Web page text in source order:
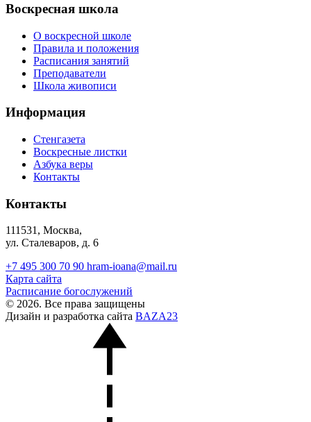
Воскресная школа
О воскресной школе
Правила и положения
Расписания занятий
Преподаватели
Школа живописи
Информация
Стенгазета
Воскресные листки
Азбука веры
Контакты
Контакты
111531, Москва,
ул. Сталеваров, д. 6
+7 495 300 70 90 hram-ioana@mail.ru
Карта сайта
Расписание богослужений
© 2026. Все права защищены
Дизайн и разработка сайта BAZA23